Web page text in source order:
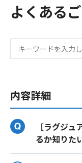
よくある
内容詳細
［ラグジ
るか知りた